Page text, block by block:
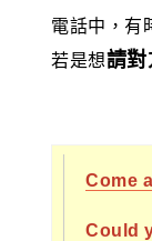
電話中，有
若是想請對
Come
Could